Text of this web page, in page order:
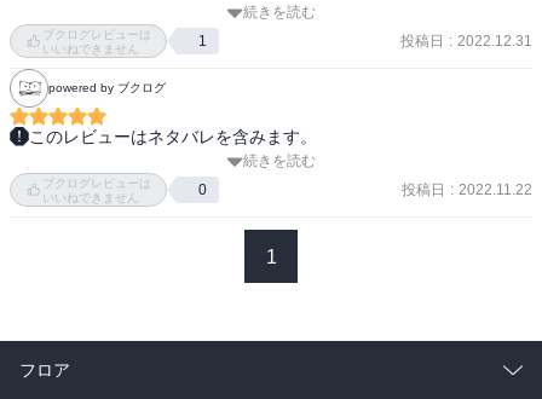
そういうこと（あるあるだよ^◇^）続きを読む
ブクログレビューは
いいねできません
1 投稿日 : 2022.12.31
powered by ブクログ
このレビューはネタバレを含みます。
様々に強感情を引き寄せてる綾城さんが、強い感情を向けてるのが
中島さんだって巻を追うごとに見えてきて、こう、きゅんという
この感じだと3～4歳上くらいかなぁ？
もー、ほんとこのシリーズ大好き…。
続きを読む
ブクログレビューは
いいねできません
0 投稿日 : 2022.11.22
1
フロア